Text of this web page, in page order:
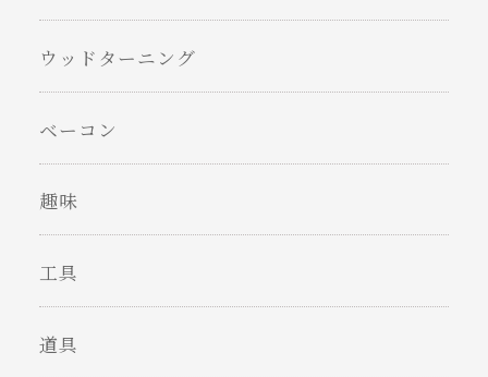
ウッドターニング
ベーコン
趣味
工具
道具